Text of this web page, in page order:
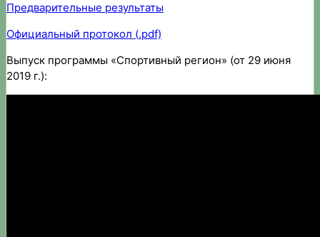
Предварительные результаты
Официальный протокол (.pdf)
Выпуск программы «Спортивный регион» (от 29 июня
2019 г.):